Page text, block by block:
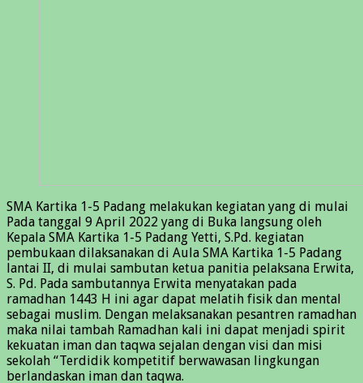
SMA Kartika 1-5 Padang melakukan kegiatan yang di mulai
Pada tanggal 9 April 2022 yang di Buka langsung oleh
Kepala SMA Kartika 1-5 Padang Yetti, S.Pd. kegiatan
pembukaan dilaksanakan di Aula SMA Kartika 1-5 Padang
lantai II, di mulai sambutan ketua panitia pelaksana Erwita,
S. Pd. Pada sambutannya Erwita menyatakan pada
ramadhan 1443 H ini agar dapat melatih fisik dan mental
sebagai muslim. Dengan melaksanakan pesantren ramadhan
maka nilai tambah Ramadhan kali ini dapat menjadi spirit
kekuatan iman dan taqwa sejalan dengan visi dan misi
sekolah “Terdidik kompetitif berwawasan lingkungan
berlandaskan iman dan taqwa.